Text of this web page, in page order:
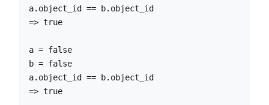
a.object_id == b.object_id
=> true
a = false
b = false
a.object_id == b.object_id
=> true